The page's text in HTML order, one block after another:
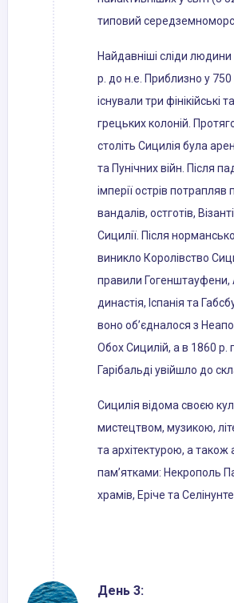
типовий
Найдавніші сліди
р. до н.е. Приблизно у 750
існували три фінікійські
грецьких колоній.
століть Сицилія була
та Пунічних війн. Після
імперії острів потрапляв
вандалів, остготів,
Сицилії. Після
виникло Королівство
правили
династія, Іспанія та
воно об’єдналося з
Обох Сицилій, а в 1860 р.
Гарібальді увійшло до
Сицилія відома своєю
мистецтвом, музикою,
та архітектурою, а також
пам’ятками: Некрополь
храмів, Еріче та
День 3: